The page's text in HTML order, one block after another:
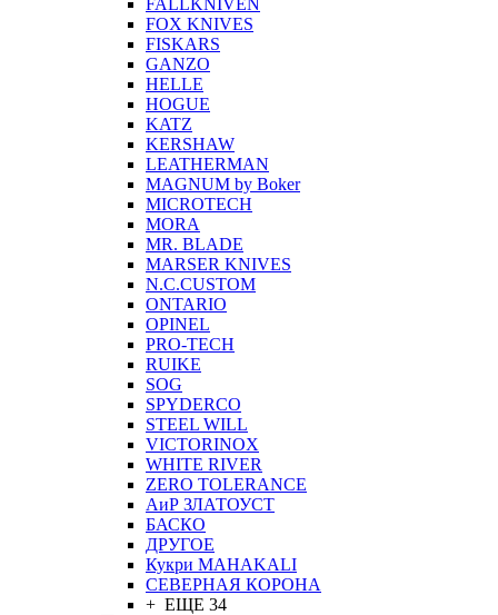
FALLKNIVEN
FOX KNIVES
FISKARS
GANZO
HELLE
HOGUE
KATZ
KERSHAW
LEATHERMAN
MAGNUM by Boker
MICROTECH
MORA
MR. BLADE
MARSER KNIVES
N.C.CUSTOM
ONTARIO
OPINEL
PRO-TECH
RUIKE
SOG
SPYDERCO
STEEL WILL
VICTORINOX
WHITE RIVER
ZERO TOLERANCE
АиР ЗЛАТОУСТ
БАСКО
ДРУГОЕ
Кукри MAHAKALI
СЕВЕРНАЯ КОРОНА
+ ЕЩЕ 34